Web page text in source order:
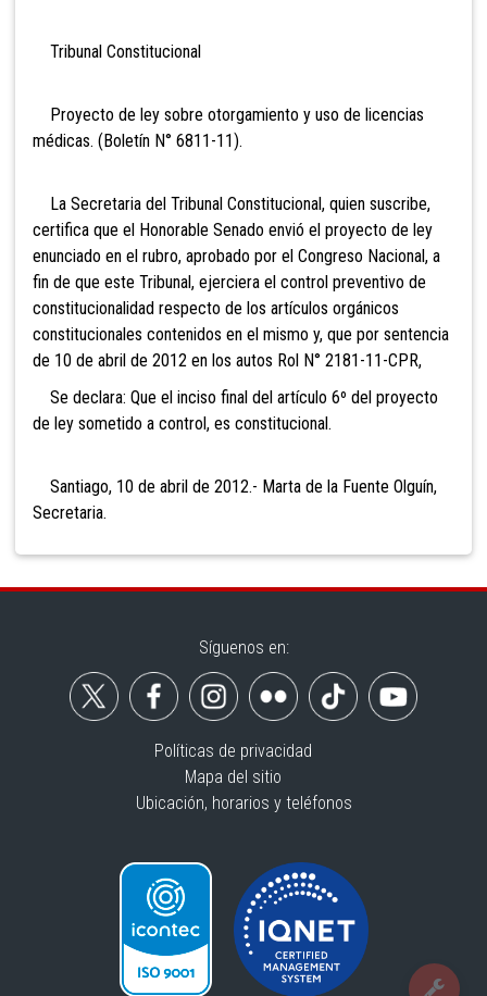
Tribunal Constitucional
Proyecto de ley sobre otorgamiento y uso de licencias
médicas. (Boletín N° 6811-11).
La Secretaria del Tribunal Constitucional, quien suscribe,
certifica que el Honorable Senado envió el proyecto de ley
enunciado en el rubro, aprobado por el Congreso Nacional, a
fin de que este Tribunal, ejerciera el control preventivo de
constitucionalidad respecto de los artículos orgánicos
constitucionales contenidos en el mismo y, que por sentencia
de 10 de abril de 2012 en los autos Rol N° 2181-11-CPR,
Se declara: Que el inciso final del artículo 6º del proyecto
de ley sometido a control, es constitucional.
Santiago, 10 de abril de 2012.- Marta de la Fuente Olguín,
Secretaria.
Síguenos en:
Políticas de privacidad
Mapa del sitio
Ubicación, horarios y teléfonos